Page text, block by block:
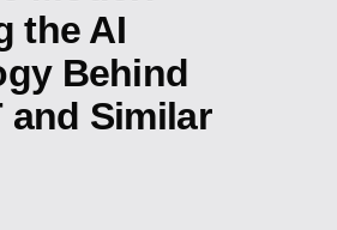
the AI
Behind
and Similar